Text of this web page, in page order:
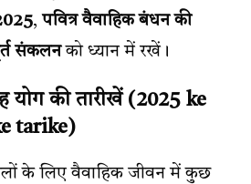
,पवित्र वैवाहिक बंधन की
संकलनको ध्यान में रखें।
योग की तारीखें (2025 ke
tarike)
के लिए वैवाहिक जीवन में कुछ